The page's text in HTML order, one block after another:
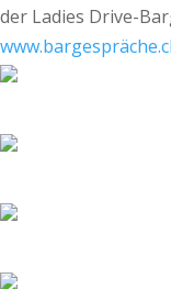
der Ladies Drive-